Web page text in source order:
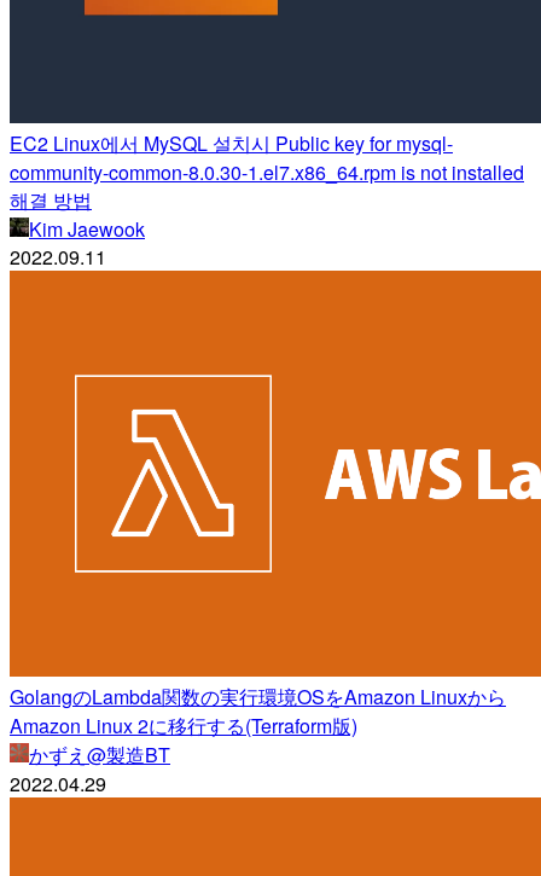
EC2 Linux에서 MySQL 설치시 Public key for mysql-
community-common-8.0.30-1.el7.x86_64.rpm is not installed
해결 방법
Kim Jaewook
2022.09.11
GolangのLambda関数の実行環境OSをAmazon Linuxから
Amazon Linux 2に移行する(Terraform版)
かずえ@製造BT
2022.04.29